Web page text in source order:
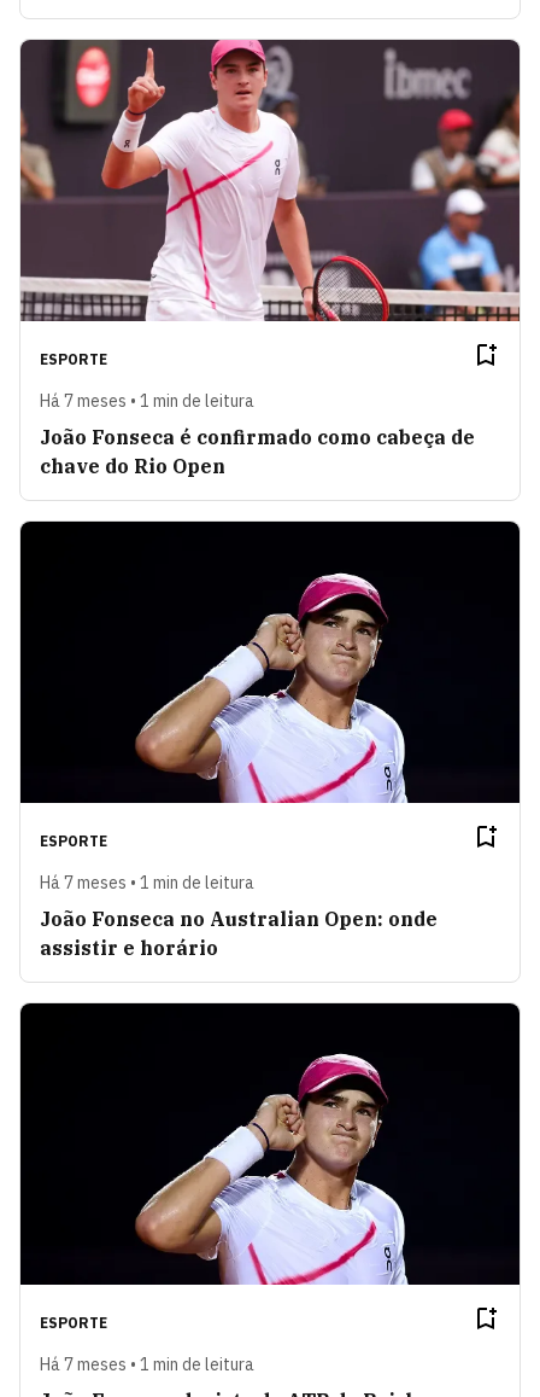
ESPORTE
Há 7 meses • 1 min de leitura
João Fonseca é confirmado como cabeça de
chave do Rio Open
ESPORTE
Há 7 meses • 1 min de leitura
João Fonseca no Australian Open: onde
assistir e horário
ESPORTE
Há 7 meses • 1 min de leitura